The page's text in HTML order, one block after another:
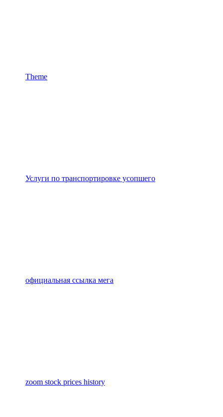
Theme
Услуги по транспортировке усопшего
официальная ссылка мега
zoom stock prices history